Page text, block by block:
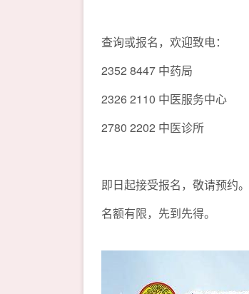
查询或报名，欢迎致电：
2352 8447 中药局
2326 2110 中医服务中心
2780 2202 中医诊所
即日起接受报名，敬请预约。
名额有限，先到先得。